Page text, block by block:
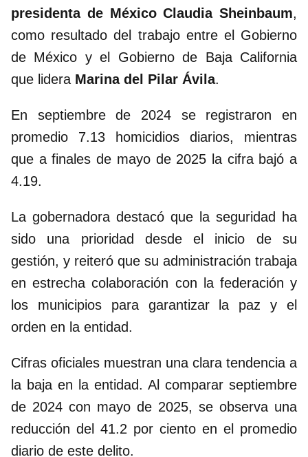
presidenta de México Claudia Sheinbaum,
como resultado del trabajo entre el Gobierno
de México y el Gobierno de Baja California
que lidera Marina del Pilar Ávila.
En septiembre de 2024 se registraron en
promedio 7.13 homicidios diarios, mientras
que a finales de mayo de 2025 la cifra bajó a
4.19.
La gobernadora destacó que la seguridad ha
sido una prioridad desde el inicio de su
gestión, y reiteró que su administración trabaja
en estrecha colaboración con la federación y
los municipios para garantizar la paz y el
orden en la entidad.
Cifras oficiales muestran una clara tendencia a
la baja en la entidad. Al comparar septiembre
de 2024 con mayo de 2025, se observa una
reducción del 41.2 por ciento en el promedio
diario de este delito.